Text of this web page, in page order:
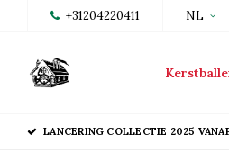
+31204220411 NL
LANCERING COLLECTIE 2025